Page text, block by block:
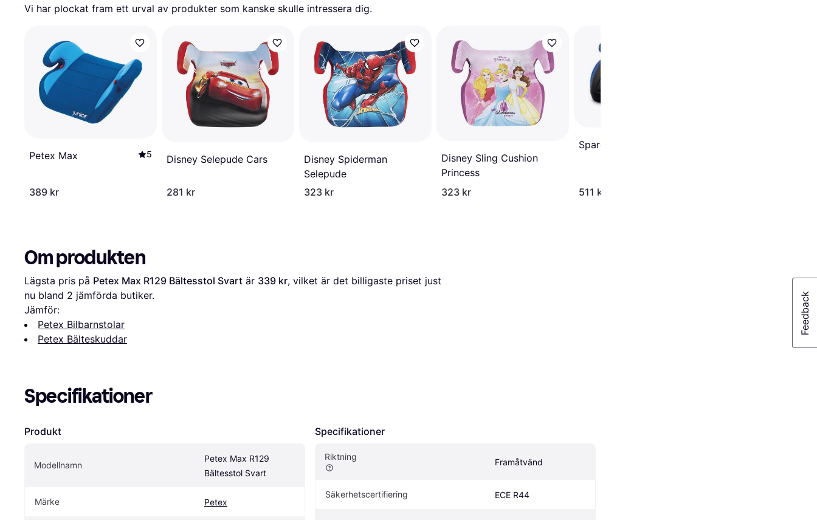
Vi har plockat fram ett urval av produkter som kanske skulle intressera dig.
Petex Max 5
389 kr
Disney Selepude Cars
281 kr
Disney Spiderman
Selepude
323 kr
Disney Sling Cushion
Princess
323 kr
Sparco F100
511 kr
Om produkten
Lägsta pris på Petex Max R129 Bältesstol Svart är 339 kr, vilket är det billigaste priset just
nu bland 2 jämförda butiker.
Jämför:
Petex Bilbarnstolar
Petex Bälteskuddar
Specifikationer
Produkt
Modellnamn
Petex Max R129
Bältesstol Svart
Märke Petex
Specifikationer
Riktning
Framåtvänd
Säkerhetscertifiering ECE R44